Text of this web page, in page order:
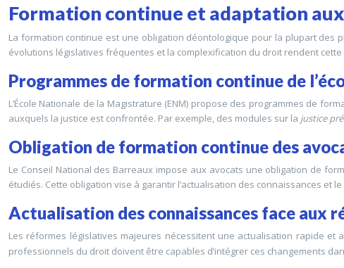
Formation continue et adaptation
La formation continue est une obligation déontologique pour la plupart des
évolutions législatives fréquentes et la complexification du droit rendent
Programmes de formation continue de
L’École Nationale de la Magistrature (ENM) propose des programmes de
auxquels la justice est confrontée. Par exemple, des modules sur la justice
Obligation de formation continue des
Le Conseil National des Barreaux impose aux avocats une obligation de
étudiés. Cette obligation vise à garantir l’actualisation des connaissances et
Actualisation des connaissances face aux
Les réformes législatives majeures nécessitent une actualisation rapide et
professionnels du droit doivent être capables d’intégrer ces changements